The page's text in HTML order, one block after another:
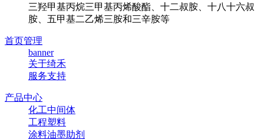
三羟甲基丙烷三甲基丙烯酸酯、十二叔胺、十八十六叔
胺、五甲基二乙烯三胺和三辛胺等
首页管理
banner
关于绮禾
服务支持
产品中心
化工中间体
工程塑料
涂料油墨助剂